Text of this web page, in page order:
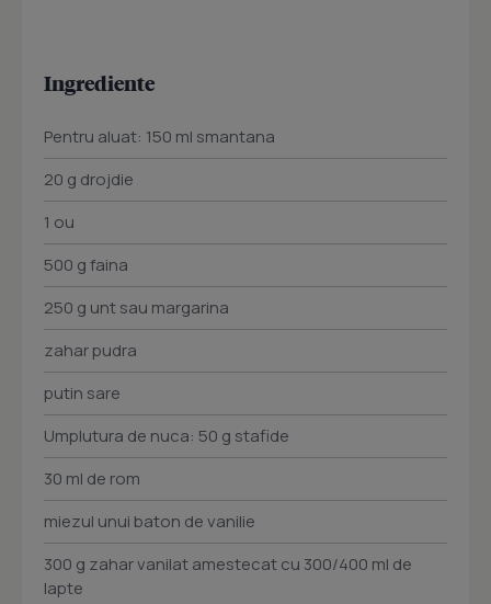
Ingrediente
Pentru aluat: 150 ml smantana
20 g drojdie
1 ou
500 g faina
250 g unt sau margarina
zahar pudra
putin sare
Umplutura de nuca: 50 g stafide
30 ml de rom
miezul unui baton de vanilie
300 g zahar vanilat amestecat cu 300/400 ml de
lapte